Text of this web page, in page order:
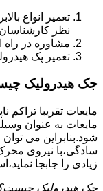
تعمیر انواع
نظر
مشاوره در راه
تعمیر پک
جک هیدرولیک
مایعات تقریبا
مایعات به عنوان
شود.بنابراین می
سادگی،با نیروی
زیادی را جابجا
جک هیدرولیک چیست؟